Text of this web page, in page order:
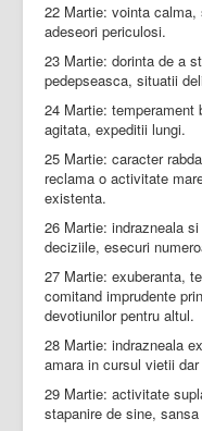
22 Martie: vointa calma,
adeseori periculosi.
23 Martie: dorinta de a
pedepseasca, situatii
24 Martie: temperament
agitata, expeditii lungi.
25 Martie: caracter
reclama o activitate
existenta.
26 Martie: indrazneala
deciziile, esecuri
27 Martie: exuberanta,
comitand imprudente
devotiunilor pentru altul.
28 Martie: indrazneala
amara in cursul vietii
29 Martie: activitate
stapanire de sine,